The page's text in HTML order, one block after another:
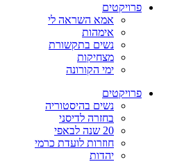
פרויקטים
אמא השראה לי
אימהות
נשים בתקשורת
מצחיקות
ימי הקורונה
פרויקטים
נשים בהיסטוריה
בחזרה לדיסני
20 שנה לבאפי
חוזרות לועדת כרמי
יהדות